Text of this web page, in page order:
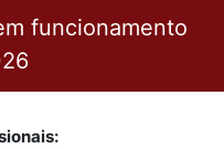
funcionamento